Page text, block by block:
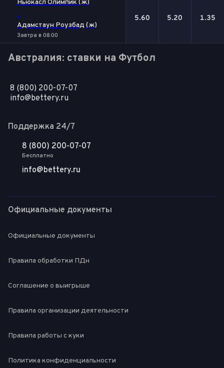
Ньюкасл Олимпик (ж)
-
Адамстаун Роузбад (ж)
Завтра в 08:00
5.60 5.20 1.35
Австралия: ставки на Футбол
8 (800) 200-07-07
info@bettery.ru
Поддержка 24/7
8 (800) 200-07-07
Бесплатно
info@bettery.ru
Официальные документы
Официальные документы
Правила обработки ПДн
Соглашение о выигрыше
Правила организации деятельности
Правила работы с куки
Политика конфиденциальности